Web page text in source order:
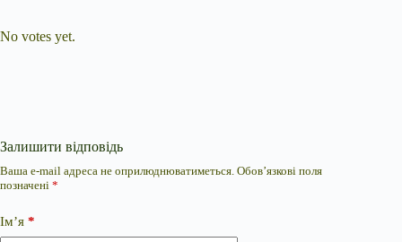
No votes yet.
Залишити відповідь
Ваша e-mail адреса не оприлюднюватиметься. Обов’язкові поля
позначені *
Ім’я *